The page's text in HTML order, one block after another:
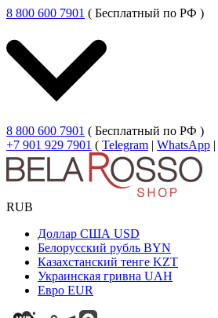
8 800 600 7901 ( Бесплатный по РФ )
8 800 600 7901 ( Бесплатный по РФ )
+7 901 929 7901 ( Telegram | WhatsApp |
RUB
Доллар США USD
Белорусский рубль BYN
Казахстанский тенге KZT
Украинская гривна UAH
Евро EUR